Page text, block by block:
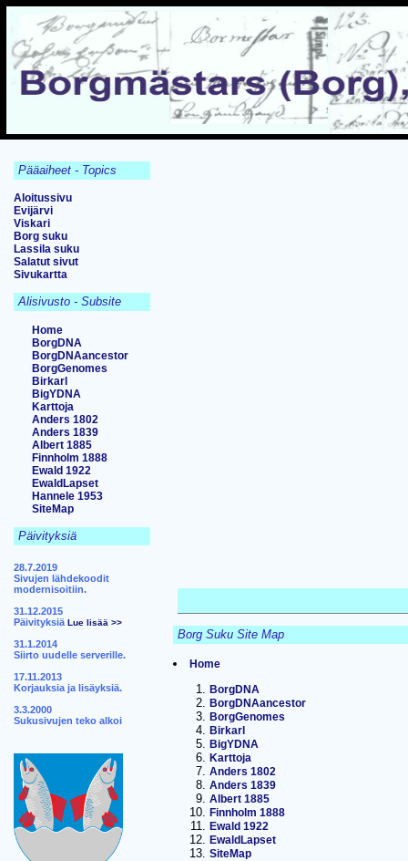
Pääaiheet - Topics
Aloitussivu
Evijärvi
Viskari
Borg suku
Lassila suku
Salatut sivut
Sivukartta
Alisivusto - Subsite
Home
BorgDNA
BorgDNAancestor
BorgGenomes
Birkarl
BigYDNA
Karttoja
Anders 1802
Anders 1839
Albert 1885
Finnholm 1888
Ewald 1922
EwaldLapset
Hannele 1953
SiteMap
Päivityksiä
28.7.2019
Sivujen lähdekoodit
modernisoitiin.
31.12.2015
Päivityksiä Lue lisää >>
31.1.2014
Siirto uudelle serverille.
17.11.2013
Korjauksia ja lisäyksiä.
3.3.2000
Sukusivujen teko alkoi
Borg Suku Site Map
Home
BorgDNA
BorgDNAancestor
BorgGenomes
Birkarl
BigYDNA
Karttoja
Anders 1802
Anders 1839
Albert 1885
Finnholm 1888
Ewald 1922
EwaldLapset
SiteMap